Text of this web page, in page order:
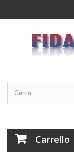
Carrello